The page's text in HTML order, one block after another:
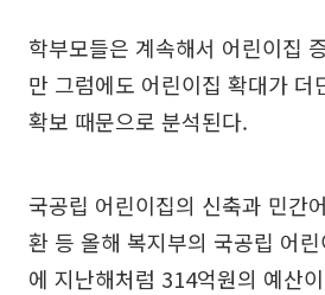
학부모들은 계속해서 어린이집
만 그럼에도 어린이집 확대가 더
확보 때문으로 분석된다.
국공립 어린이집의 신축과 민간
환 등 올해 복지부의 국공립 어
에 지난해처럼 314억원의 예산